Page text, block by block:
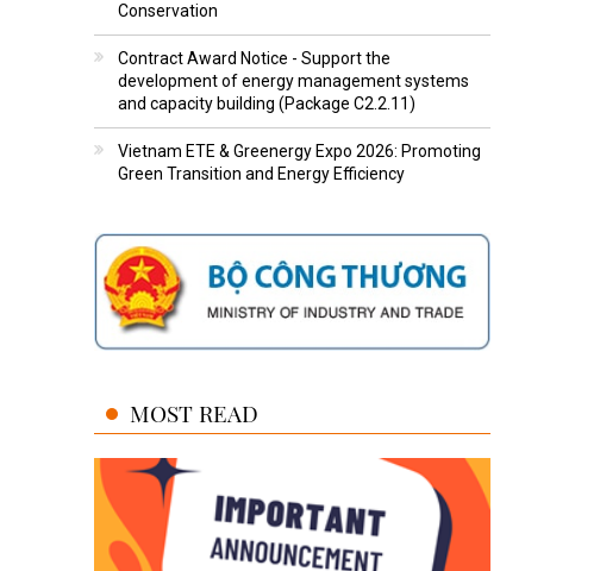
Conservation
Contract Award Notice - Support the
development of energy management systems
and capacity building (Package C2.2.11)
Vietnam ETE & Greenergy Expo 2026: Promoting
Green Transition and Energy Efficiency
MOST READ